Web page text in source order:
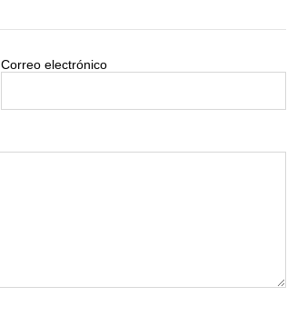
Correo electrónico